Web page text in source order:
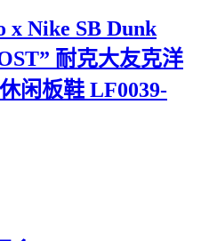
x Nike SB Dunk
耐克大友克洋
闲板鞋 LF0039-